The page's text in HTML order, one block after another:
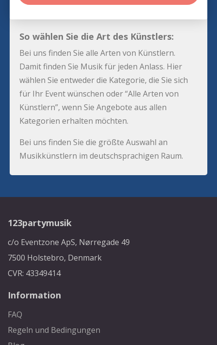
So wählen Sie die Art des Künstlers:
Bei uns finden Sie alle Arten von Künstlern.
Damit finden Sie Musik für jeden Anlass. Hier
wählen Sie entweder die Kategorie, die Sie sich
für Ihr Event wünschen oder “Alle Arten von
Künstlern”, wenn Sie Angebote aus allen
Kategorien erhalten möchten.
Bei uns finden Sie die größte Auswahl an
Musikkünstlern im deutschsprachigen Raum.
123partymusik
c/o Eventzone ApS, Nørregade 49
7500 Holstebro, Denmark
CVR: 43349414
Information
FAQ
Regeln und Bedingungen